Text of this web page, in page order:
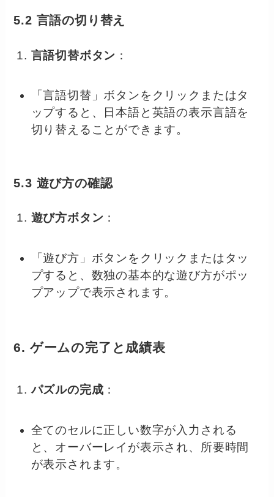
5.2 言語の切り替え
言語切替ボタン ：
「言語切替」ボタンをクリックまたはタ
ップすると、日本語と英語の表示言語を
切り替えることができます。
5.3 遊び方の確認
遊び方ボタン ：
「遊び方」ボタンをクリックまたはタッ
プすると、数独の基本的な遊び方がポッ
プアップで表示されます。
6. ゲームの完了と成績表
パズルの完成 ：
全てのセルに正しい数字が入力される
と、オーバーレイが表示され、所要時間
が表示されます。